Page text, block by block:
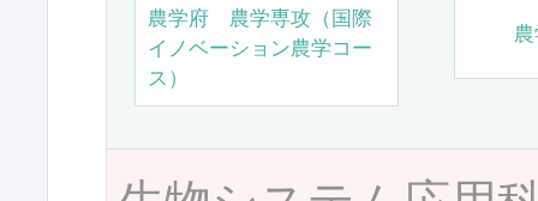
農学府 農学専攻（国際
イノベーション農学コー
ス）